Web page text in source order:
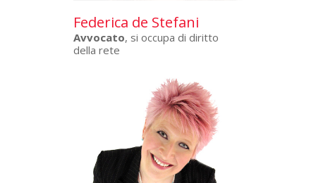
Federica de Stefani
Avvocato, si occupa di diritto
della rete